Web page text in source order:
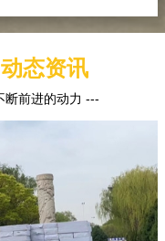
态资讯
断前进的动力 ---